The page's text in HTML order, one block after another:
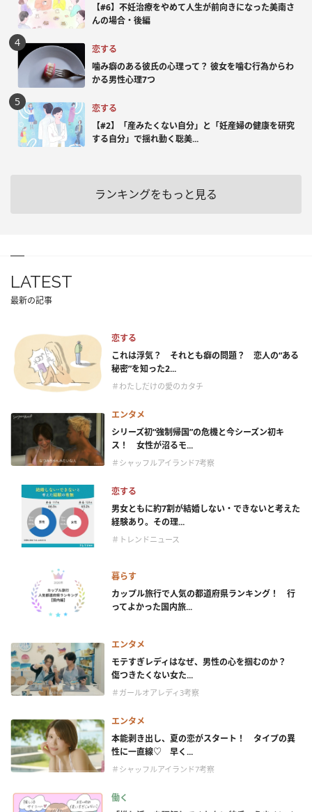
【#6】不妊治療をやめて人生が前向きになった美南さ
んの場合・後編
恋する
噛み癖のある彼氏の心理って？ 彼女を噛む行為からわ
かる男性心理7つ
恋する
【#2】「産みたくない自分」と「妊産婦の健康を研究
する自分」で揺れ動く聡美...
ランキングをもっと見る
LATEST
最新の記事
恋する
これは浮気？ それとも癖の問題？ 恋人の“ある
秘密”を知った2...
＃わたしだけの愛のカタチ
エンタメ
シリーズ初“強制帰国”の危機と今シーズン初キ
ス！ 女性が沼るモ...
＃シャッフルアイランド7考察
恋する
男女ともに約7割が結婚しない・できないと考えた
経験あり。その理...
＃トレンドニュース
暮らす
カップル旅行で人気の都道府県ランキング！ 行
ってよかった国内旅...
エンタメ
モテすぎレディはなぜ、男性の心を掴むのか？
傷つきたくない女た...
＃ガールオアレディ3考察
エンタメ
本能剥き出し、夏の恋がスタート！ タイプの異
性に一直線♡ 早く...
＃シャッフルアイランド7考察
働く